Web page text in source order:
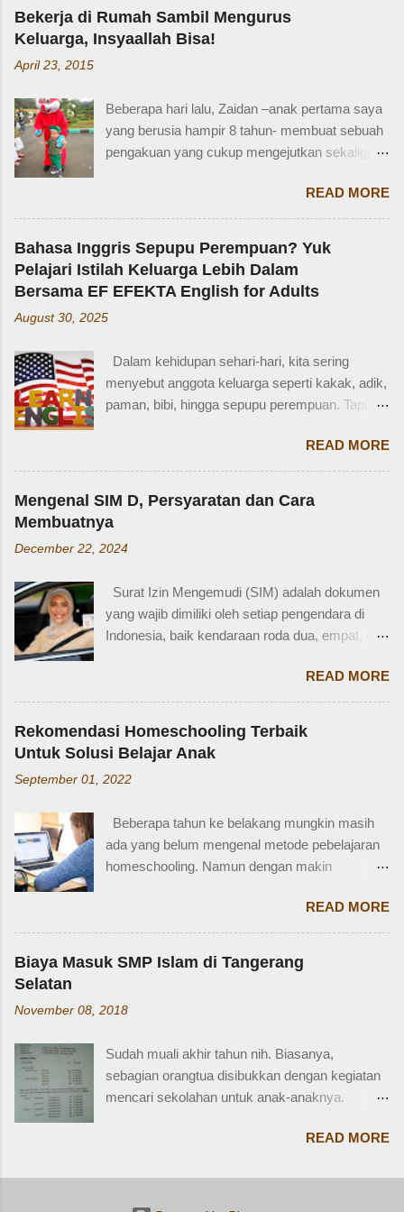
Bekerja di Rumah Sambil Mengurus
Keluarga, Insyaallah Bisa!
April 23, 2015
Beberapa hari lalu, Zaidan –anak pertama saya
yang berusia hampir 8 tahun- membuat sebuah
pengakuan yang cukup mengejutkan sekaligus
Zaidan: “Mi, waktu kakak kecil, kakak pernah
ditinggal beli sayur sama mba. Waktu itu
kakaknya lagi tidur. Terus kakak nangis. Sama
tetangga, kakak diajak main dan dipinjami
mainan.” Saya langsung memberondong Zaidan
dengan berbagai pertanyaan. Mbak yang
mana? Tetangga yang mana? Kejadiannya
tidak ingat detailnya. Ayau, mungkin juga dia
terkejut juga dengan reaksi saya. Bagaimana
tidak terkejut. Saya taksir usia Zaidan sekitar
Zaidan duduk di bangku TK, saya sudah tidak
bekerja di luar rumah. Meniggalkan anak usia
segitu, sendiri di rumah, tentu saja saya terkejut.
Memang beli sayur tak lama, 5 atau 10 menit
mungkin selesai kalau tidak antri. Tapi,
orang yang punya kese...
READ MORE
Bahasa Inggris Sepupu Perempuan? Yuk
Pelajari Istilah Keluarga Lebih Dalam
Bersama EF EFEKTA English for Adults
August 30, 2025
Dalam kehidupan sehari-hari, kita sering
menyebut anggota keluarga seperti kakak, adik,
paman, bibi, hingga sepupu perempuan. Tapi
bahasa Inggris? Salah satu contoh yang
menarik adalah bahasa Inggris sepupu
perempuan . Banyak orang mungkin tahu kata
"cousin", tapi tahukah kamu bahwa sepupu
female cousin? Memahami kosakata keluarga
percakapan santai, tetapi juga saat menulis,
traveling, bahkan dalam lingkungan kerja
internasional. Mengenal istilah keluarga akan
memperkenalkan diri atau menceritakan silsilah
keluarga. Contohnya, dalam bahasa Inggris:
Ayah = Father Ibu = Mother Kakak laki-laki =
Older brother Adik perempuan = Younger sister
Paman = Uncle Bibi = Aunt Sepupu perempuan
Seringkali, kita hanya menggunakan "cousin"
tanpa membed...
READ MORE
Mengenal SIM D, Persyaratan dan Cara
Membuatnya
December 22, 2024
Surat Izin Mengemudi (SIM) adalah dokumen
yang wajib dimiliki oleh setiap pengendara di
Indonesia, baik kendaraan roda dua, empat, dan
salah satunya adalah SIM D. Karena tidak
terlalu populer, banyak yang bertanya SIM D
untuk pengendara apa ya? Mengenal SIM D,
Persayaratan dan Cara Membuatnya
Berdasarkan webstite resmi humas.polri.go.id,
SIM D khusus dibuat untuk pengendara dengan
Disabiltas juga adalah manusia biasa yang
berhak berkendara untuk melakukan
aktifitasnya seperti mencari nafkah, menuntut
memfasilitasi dengan SIM khusus sesuai
dengan yang dibutuhkan. SIM D yang berlaku di
Indonesia dibagi menjadi dua macam yaitu SIM
SIM C, dan SIM D1 untuk pengendara mobil
dengan Perpol Nomor 5 Tahun 2021 mengenai
jenis SIM D yang belaku di Indonesia....
READ MORE
Rekomendasi Homeschooling Terbaik
Untuk Solusi Belajar Anak
September 01, 2022
Beberapa tahun ke belakang mungkin masih
ada yang belum mengenal metode pebelajaran
homeschooling. Namun dengan makin
ini, homeschooling jadi makin dikenal dan
bahkan diminati. Homeschooling merupakan
salah satu metode belajar yang sudah mulai tak
asing sekarang dan menjadi pilihan sebagian
Homeschooling adalah model pendidikan
punya tugas dan tanggung jawab penting
sebagai pengawas dan pemberi materi untuk
anak sesuai denagn minat, potensi dan bakat
kelebihan dibanding sekolah konvensional dan
READ MORE
Biaya Masuk SMP Islam di Tangerang
Selatan
November 08, 2018
Sudah muali akhir tahun nih. Biasanya,
sebagian orangtua disibukkan dengan kegiatan
mencari sekolahan untuk anak-anaknya.
swasta, sudah mulai membuka pendaftaran di
sulung ke SMP di sekitar rumah. Inginnya sih
READ MORE